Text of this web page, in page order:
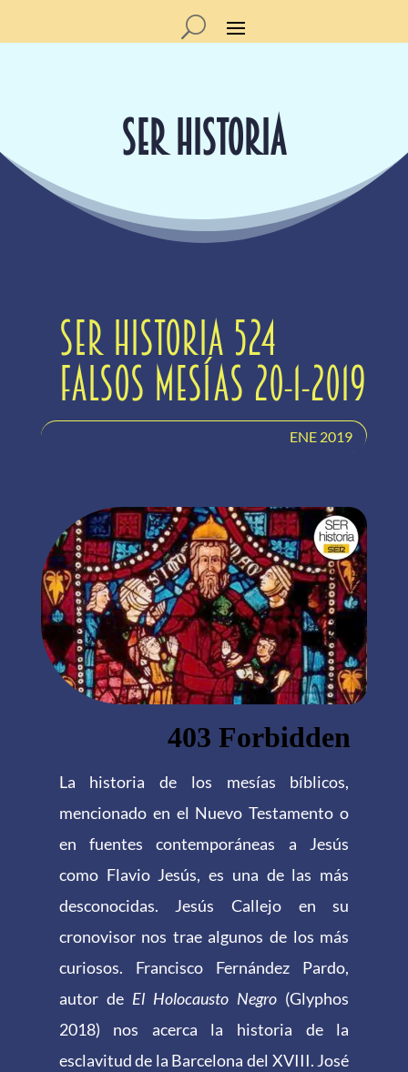
SER HISTORIA
Ser Historia 524
Falsos mesías 20-1-2019
ENE 2019
La historia de los mesías bíblicos,
mencionado en el Nuevo Testamento o
en fuentes contemporáneas a Jesús
como Flavio Jesús, es una de las más
desconocidas. Jesús Callejo en su
cronovisor nos trae algunos de los más
curiosos. Francisco Fernández Pardo,
autor de El Holocausto Negro (Glyphos
2018) nos acerca la historia de la
esclavitud de la Barcelona del XVIII. José